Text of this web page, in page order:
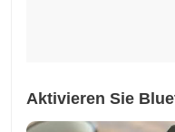
Aktivieren Sie